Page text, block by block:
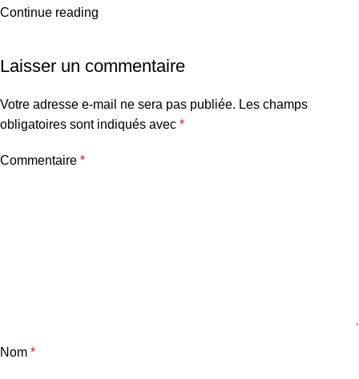
Continue reading
Laisser un commentaire
Votre adresse e-mail ne sera pas publiée. Les champs
obligatoires sont indiqués avec *
Commentaire *
Nom *